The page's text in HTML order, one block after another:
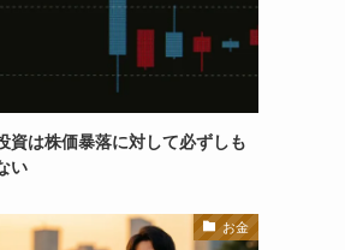
資は株価暴落に対して必ずしも
い
お金